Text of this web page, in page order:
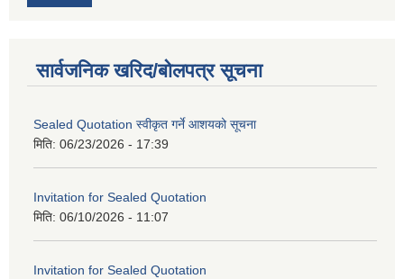
सार्वजनिक खरिद/बोलपत्र सूचना
Sealed Quotation स्वीकृत गर्ने आशयको सूचना
मिति: 06/23/2026 - 17:39
Invitation for Sealed Quotation
मिति: 06/10/2026 - 11:07
Invitation for Sealed Quotation